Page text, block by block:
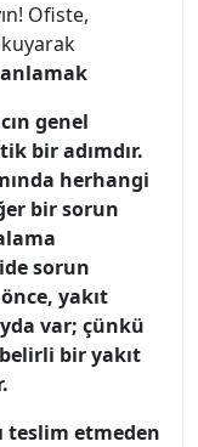
Ofiste,
genel
bir adımdır.
herhangi
bir sorun
sorun
yakıt
var; çünkü
bir yakıt
teslim etmeden